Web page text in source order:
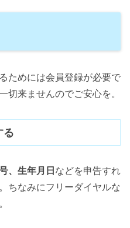
ためには会員登録が必要で
切来ませんのでご安心を。
る
、生年月日 などを申告すれ
ちなみにフリーダイヤルな